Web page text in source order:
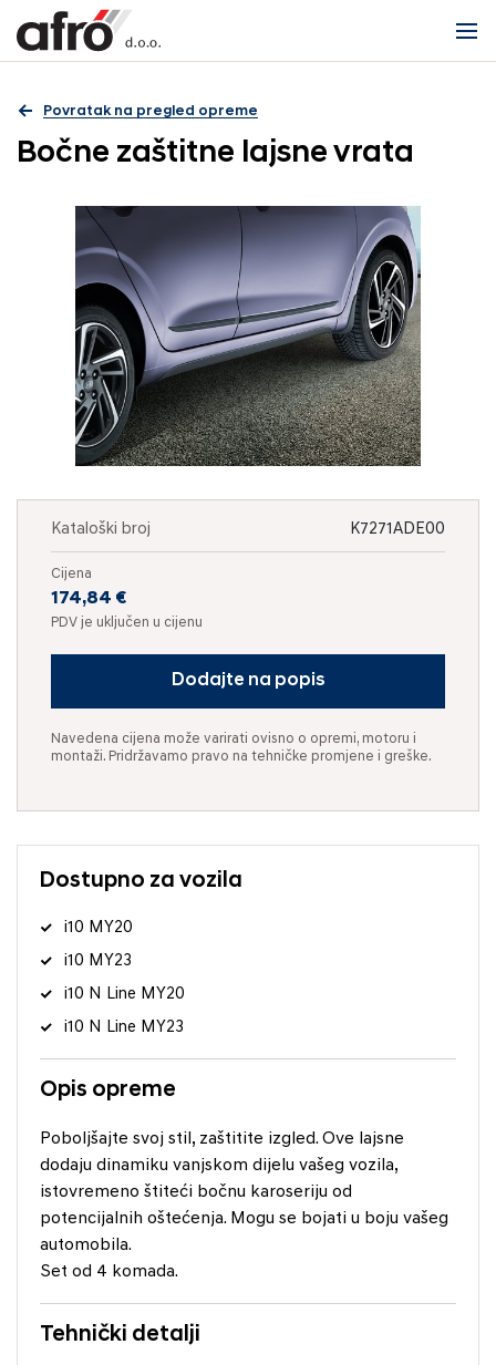
Povratak na pregled opreme
Bočne zaštitne lajsne vrata
Kataloški broj K7271ADE00
Cijena
174,84 €
PDV je uključen u cijenu
Dodajte na popis
Navedena cijena može varirati ovisno o opremi, motoru i
montaži. Pridržavamo pravo na tehničke promjene i greške.
Dostupno za vozila
i10 MY20
i10 MY23
i10 N Line MY20
i10 N Line MY23
Opis opreme
Poboljšajte svoj stil, zaštitite izgled. Ove lajsne
dodaju dinamiku vanjskom dijelu vašeg vozila,
istovremeno štiteći bočnu karoseriju od
potencijalnih oštećenja. Mogu se bojati u boju vašeg
automobila.
Set od 4 komada.
Tehnički detalji